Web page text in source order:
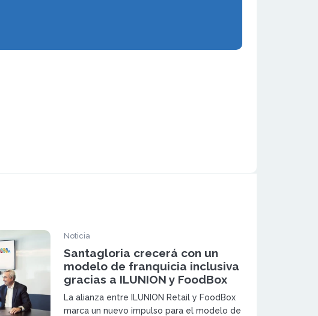
Noticia
Santagloria crecerá con un
modelo de franquicia inclusiva
gracias a ILUNION y FoodBox
La alianza entre ILUNION Retail y FoodBox
marca un nuevo impulso para el modelo de